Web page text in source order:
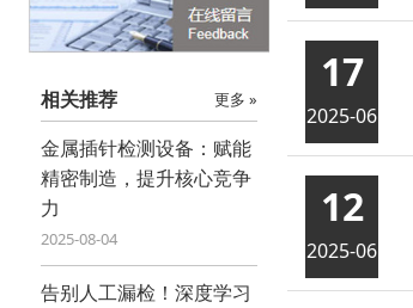
相关推荐 更多 »
金属插针检测设备：赋能
精密制造，提升核心竞争
力
2025-08-04
告别人工漏检！深度学习
17
2025-06
12
2025-06